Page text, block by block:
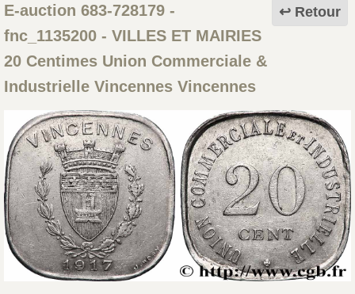
Retour
E-auction 683-728179 -
fnc_1135200- VILLES ET MAIRIES
20 Centimes Union Commerciale &
Industrielle Vincennes Vincennes